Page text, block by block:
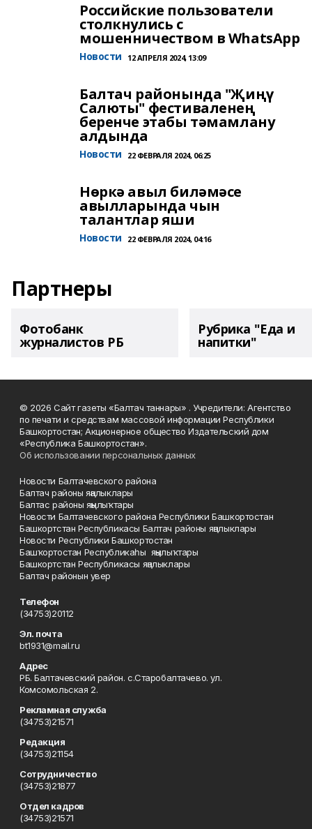
Российские пользователи
столкнулись с
мошенничеством в WhatsApp
Новости 12 АПРЕЛЯ 2024, 13:09
Балтач районында "Җиңү
Салюты" фестиваленең
беренче этабы тәмамлану
алдында
Новости 22 ФЕВРАЛЯ 2024, 06:25
Нөркә авыл биләмәсе
авылларында чын
талантлар яши
Новости 22 ФЕВРАЛЯ 2024, 04:16
Партнеры
Фотобанк
журналистов РБ
Рубрика "Еда и
напитки"
© 2026 Сайт газеты «Балтач таннары» . Учредители: Агентство
по печати и средствам массовой информации Республики
Башкортостан; Акционерное общество Издательский дом
«Республика Башкортостан».
Об использовании персональных данных
Новости Балтачевского района
Балтач районы яңалыклары
Балтас районы яңылыҡтары
Новости Балтачевского района Республики Башкортостан
Башкортстан Республикасы Балтач районы яңалыклары
Новости Республики Башкортостан
Башҡортостан Республикаһы яңылыҡтары
Башкортстан Республикасы яңалыклары
Балтач районын увер
Телефон
(34753)20112
Эл. почта
bt1931@mail.ru
Адрес
РБ. Балтачевский район. с.Старобалтачево. ул.
Комсомольская 2.
Рекламная служба
(34753)21571
Редакция
(34753)21154
Сотрудничество
(34753)21877
Отдел кадров
(34753)21571